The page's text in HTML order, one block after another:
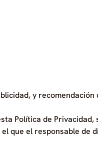
y
Política de
que el responsable de